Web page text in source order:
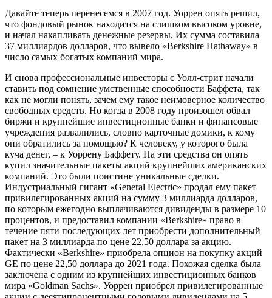
Давайте теперь перенесемся в 2007 год. Уоррен опять решил,
что фондовый рынок находится на слишком высоком уровне,
и начал накапливать денежные резервы. Их сумма составила
37 миллиардов долларов, что вывело «Berkshire Hathaway» в
число самых богатых компаний мира.
И снова профессиональные инвесторы с Уолл-стрит начали
ставить под сомнение умственные способности Баффета, так
как не могли понять, зачем ему такое неимоверное количество
свободных средств. Но когда в 2008 году произошел обвал
биржи и крупнейшие инвестиционные банки и финансовые
учреждения развалились, словно карточные домики, к кому
они обратились за помощью? К человеку, у которого была
куча денег, – к Уоррену Баффету. На эти средства он опять
купил значительные пакеты акций крупнейших американских
компаний. Это были поистине уникальные сделки.
Индустриальный гигант «General Electric» продал ему пакет
привилегированных акций на сумму 3 миллиарда долларов,
по которым ежегодно выплачиваются дивиденды в размере 10
процентов, и предоставил компании «Berkshire» право в
течение пяти последующих лет приобрести дополнительный
пакет на 3 миллиарда по цене 22,50 доллара за акцию.
Фактически «Berkshire» приобрела опцион на покупку акций
GE по цене 22,50 доллара до 2021 года. Похожая сделка была
заключена с одним из крупнейших инвестиционных банков
мира «Goldman Sachs». Уоррен приобрел привилегированные